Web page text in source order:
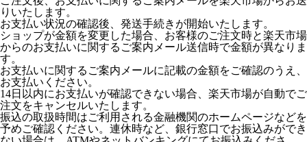
りいたします。
お支払い状況の確認後、発送手続きが開始いたします。
ショップが金額を変更した場合、お客様のご注文時と楽天市場
からのお支払いに関するご案内メール送信時で金額が異なりま
す。
お支払いに関するご案内メールに記載の金額をご確認のうえ、
お支払いください。
14日以内にお支払いが確認できない場合、楽天市場が自動でご
注文をキャンセルいたします。
振込の取扱時間はご利用される金融機関のホームページなどを
予めご確認ください。連休時など、銀行窓口でお振込みができ